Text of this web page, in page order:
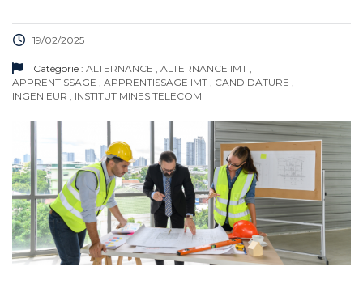
19/02/2025
Catégorie : ALTERNANCE , ALTERNANCE IMT ,
APPRENTISSAGE , APPRENTISSAGE IMT , CANDIDATURE ,
INGENIEUR , INSTITUT MINES TELECOM